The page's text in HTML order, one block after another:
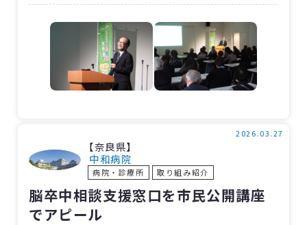
小田医師は「聴こえが変われば暮らしが変わ
る～ヒアリングフレイルと補聴器～」と題し、
難聴は徐々に進行し本人が自覚しにくいため、
家族の気づきが大切であること、難聴を放置す
ると認知症のリスクが高まる可能性があるこ
くさ」を改善できることなどユーモアを交えて
伝えました。
参加者からは、「聞こえにくいのは年のせい
と放置せずに、きちんと受診して検査を受けよ
うと思います」といった感想が寄せられまし
【奈良県】
中和病院
病院・診療所 取り組み紹介
2026.03.27
脳卒中相談支援窓口を市民公開講座
でアピール